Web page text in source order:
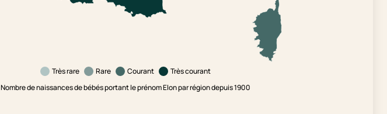
Très rare Rare Courant
Très courant
Nombre de naissances de bébés portant le prénom Elon par région depuis 1900